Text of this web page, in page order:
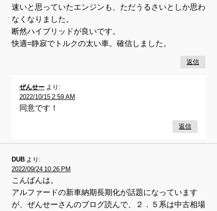
速いと思っていたエンジンも、ただうるさいとしか思わ
なくなりました。
断然ハイブリッドが良いです。
快適=静寂でトルクの太い車。確信しました。
返信
ぜんせー より:
2022/10/15 2:59 AM
同意です！
返信
DUB より:
2022/09/24 10:26 PM
こんばんは。
アルファードの新車納期長期化が話題になっています
が、ぜんせーさんのブログ読んで、２．５系は中古相場